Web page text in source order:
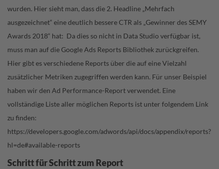
wurden. Hier sieht man, dass die 2. Headline „Mehrfach
ausgezeichnet“ eine deutlich bessere CTR als „Gewinner des SEMY
Awards 2018“ hat: Da dies so nicht in Data Studio verfügbar ist,
muss man auf die Google Ads Reports Bibliothek zurückgreifen.
Hier gibt es verschiedene Reports über die auf eine Vielzahl
zusätzlicher Metriken zugegriffen werden kann. Für unser Beispiel
haben wir den Ad Performance-Report verwendet. Eine
vollständige Liste aller möglichen Reports ist unter folgendem Link
zu finden:
https://developers.google.com/adwords/api/docs/appendix/reports?
hl=de#available-reports
Schritt für Schritt zum Report